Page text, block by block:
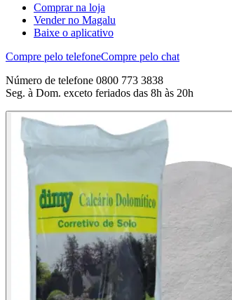
Comprar na loja
Vender no Magalu
Baixe o aplicativo
Compre pelo telefoneCompre pelo chat
Número de telefone 0800 773 3838
Seg. à Dom. exceto feriados das 8h às 20h